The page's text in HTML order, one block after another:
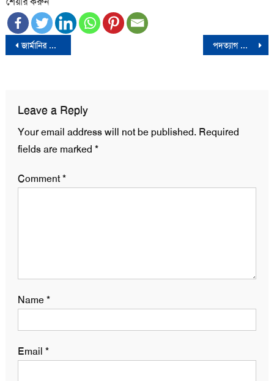
Post
জার্মানির নির্বাচনে জয়ী ফ্রেডরিক মারৎজের দল পদত্যাগ তো পদত্যাগ, অনেকে আমার জানাজাও পড়ে ফেলেছে: স্বরাষ্ট্র উপদেষ্টা
Leave a Reply
Your email address will not be published. Required
fields are marked *
Comment*
Name*
Email *